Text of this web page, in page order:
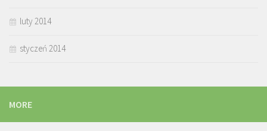
luty 2014
styczeń 2014
MORE